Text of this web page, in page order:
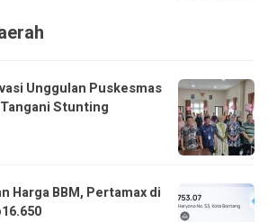
Unggulan Puskesmas
Stunting
Harga BBM, Pertamax di